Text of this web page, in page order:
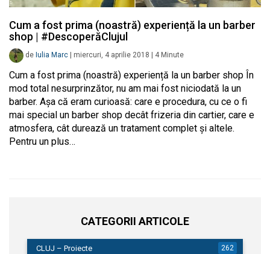
Cum a fost prima (noastră) experiență la un barber
shop | #DescoperăClujul
de Iulia Marc miercuri, 4 aprilie 2018 4 Minute
Cum a fost prima (noastră) experiență la un barber shop În
mod total nesurprinzător, nu am mai fost niciodată la un
barber. Așa că eram curioasă: care e procedura, cu ce o fi
mai special un barber shop decât frizeria din cartier, care e
atmosfera, cât durează un tratament complet și altele.
Pentru un plus…
CATEGORII ARTICOLE
CLUJ – Proiecte 262